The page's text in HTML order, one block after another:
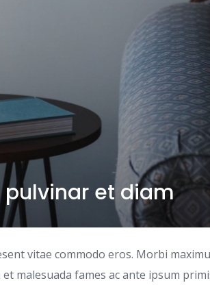
pulvinar et diam
vitae commodo eros. Morbi
malesuada fames ac ante ipsum